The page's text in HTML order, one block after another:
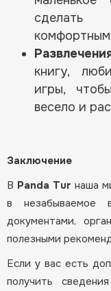
сделать
книгу,
игры,
весело и
Заключение
В Panda Tur наша
в незабываемое
документами,
полезными
Если у вас есть
получить